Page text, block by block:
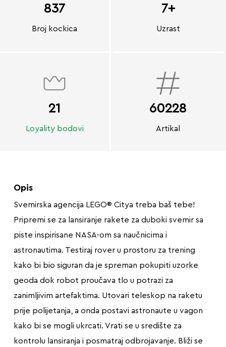
837
Broj kockica
7+
Uzrast
21
Loyality bodovi
60228
Artikal
Opis
Svemirska agencija LEGO® Citya treba baš tebe!
Pripremi se za lansiranje rakete za duboki svemir sa
piste inspirisane NASA-om sa naučnicima i
astronautima. Testiraj rover u prostoru za trening
kako bi bio siguran da je spreman pokupiti uzorke
geoda dok robot proučava tlo u potrazi za
zanimljivim artefaktima. Utovari teleskop na raketu
prije polijetanja, a onda postavi astronaute u vagon
kako bi se mogli ukrcati. Vrati se u središte za
kontrolu lansiranja i posmatraj odbrojavanje. Bliži se